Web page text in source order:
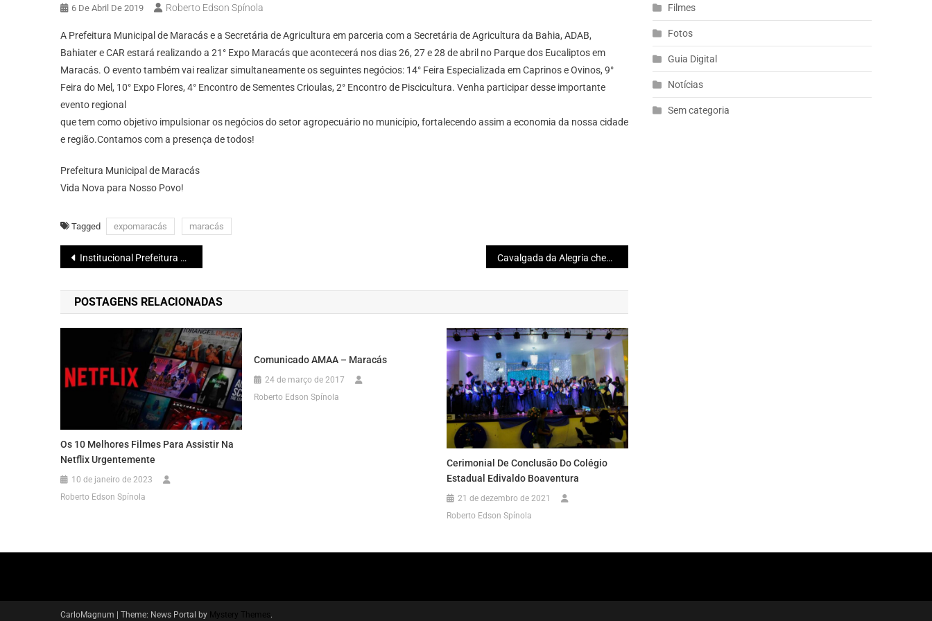
6 De Abril De 2019 Roberto Edson Spínola
A Prefeitura Municipal de Maracás e a Secretária de Agricultura em parceria com a Secretária de Agricultura da Bahia, ADAB,
Bahiater e CAR estará realizando a 21° Expo Maracás que acontecerá nos dias 26, 27 e 28 de abril no Parque dos Eucaliptos em
Maracás. O evento também vai realizar simultaneamente os seguintes negócios: 14° Feira Especializada em Caprinos e Ovinos, 9°
Feira do Mel, 10° Expo Flores, 4° Encontro de Sementes Crioulas, 2° Encontro de Piscicultura. Venha participar desse importante
evento regional
que tem como objetivo impulsionar os negócios do setor agropecuário no município, fortalecendo assim a economia da nossa cidade
e região.Contamos com a presença de todos!
Prefeitura Municipal de Maracás
Vida Nova para Nosso Povo!
Tagged expomaracás maracás
Navegação
de
Post
Institucional Prefeitura Municipal de Maracás – Educação Cavalgada da Alegria chega a sua quinta edição
POSTAGENS RELACIONADAS
Os 10 Melhores Filmes Para Assistir Na
Netflix Urgentemente
10 de janeiro de 2023
Roberto Edson Spínola
Comunicado AMAA – Maracás
24 de março de 2017
Roberto Edson Spínola
Cerimonial De Conclusão Do Colégio
Estadual Edivaldo Boaventura
21 de dezembro de 2021
Roberto Edson Spínola
Filmes
Fotos
Guia Digital
Notícias
Sem categoria
CarloMagnum Theme: News Portal by Mystery Themes .